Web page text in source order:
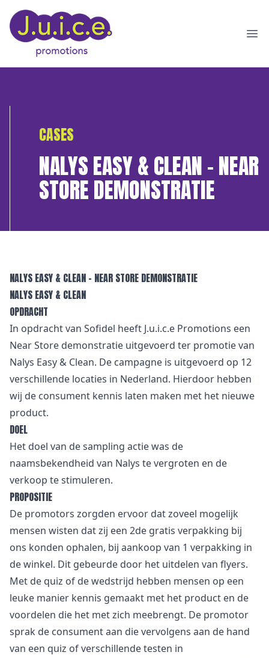
CASES
NALYS EASY & CLEAN – NEAR
STORE DEMONSTRATIE
NALYS EASY & CLEAN – NEAR STORE DEMONSTRATIE
NALYS EASY & CLEAN
OPDRACHT
In opdracht van Sofidel heeft J.u.i.c.e Promotions een
Near Store demonstratie uitgevoerd ter promotie van
Nalys Easy & Clean. De campagne is uitgevoerd op 12
verschillende locaties in Nederland. Hierdoor hebben
wij de consument kennis laten maken met het nieuwe
product.
DOEL
Het doel van de sampling actie was de
naamsbekendheid van Nalys te vergroten en de
verkoop te stimuleren.
PROPOSITIE
De promotors zorgden ervoor dat zoveel mogelijk
mensen wisten dat zij een 2de gratis verpakking bij
ons konden ophalen, bij aankoop van 1 verpakking in
de winkel. Dit gebeurde door het uitdelen van flyers.
Met de quiz of de wedstrijd hebben mensen op een
leuke manier kennis gemaakt met het product en de
voordelen die het met zich meebrengt. De promotor
sprak de consument aan die vervolgens aan de hand
van een quiz of verschillende testen in